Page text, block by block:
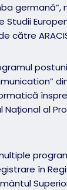
Studii
către
Național al
în